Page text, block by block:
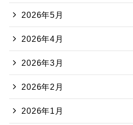
2026年5月
2026年4月
2026年3月
2026年2月
2026年1月